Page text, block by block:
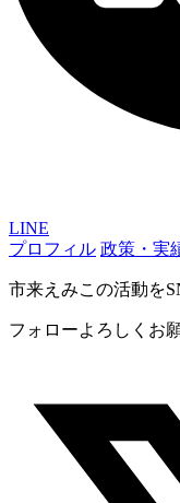
LINE
プロフィル 政策・実
市来えみこの活動を
フォローよろしくお